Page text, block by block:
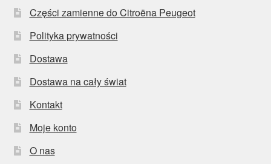
Części zamienne do Citroëna Peugeot
Polityka prywatności
Dostawa
Dostawa na cały świat
Kontakt
Moje konto
O nas